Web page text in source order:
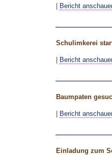
| Bericht
Schulimkerei
| Bericht
Baumpaten
| Bericht
Einladung zum